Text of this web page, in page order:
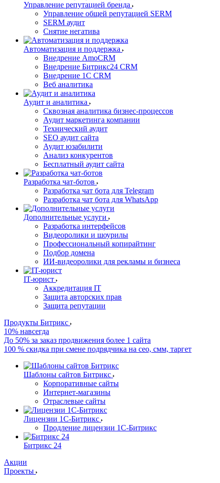
Управление репутацией бренда
Управление общей репутацией SERM
SERM аудит
Снятие негатива
Автоматизация и поддержка
Внедрение AmoCRM
Внедрение Битрикс24 CRM
Внедрение 1C CRM
Веб аналитика
Аудит и аналитика
Сквозная аналитика бизнес-процессов
Аудит маркетинга компании
Технический аудит
SEO аудит сайта
Аудит юзабилити
Анализ конкурентов
Бесплатный аудит сайта
Разработка чат-ботов
Разработка чат бота для Telegram
Разработка чат бота для WhatsApp
Дополнительные услуги
Разработка интерфейсов
Видеоролики и шоурилы
Профессиональный копирайтинг
Подбор домена
ИИ-видеоролики для рекламы и бизнеса
IT-юрист
Аккредитация IT
Защита авторских прав
Защита репутации
Продукты Битрикс
10% навсегда
До 50% за заказ продвижения более 1 сайта
100 % скидка при смене подрядчика на сео, смм, таргет
Шаблоны сайтов Битрикс
Корпоративные сайты
Интернет-магазины
Отраслевые сайты
Лицензии 1С-Битрикс
Продление лицензии 1С-Битрикс
Битрикс 24
Акции
Проекты